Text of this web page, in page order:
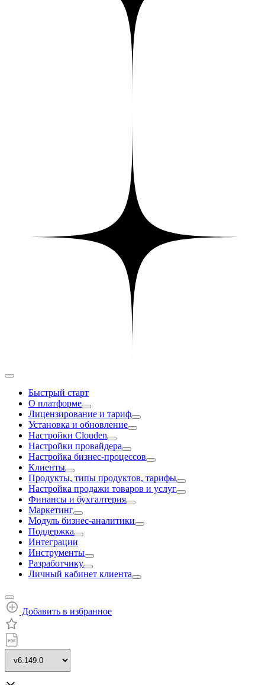
Быстрый старт
О платформе
Лицензирование и тариф
Установка и обновление
Настройки Clouden
Настройки провайдера
Настройка бизнес-процессов
Клиенты
Продукты, типы продуктов, тарифы
Настройка продажи товаров и услуг
Финансы и бухгалтерия
Маркетинг
Модуль бизнес-аналитики
Поддержка
Интеграции
Инструменты
Разработчику
Личный кабинет клиента
Добавить в избранное